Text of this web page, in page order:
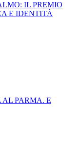
IL PREMIO
E IDENTITÀ
PARMA. E